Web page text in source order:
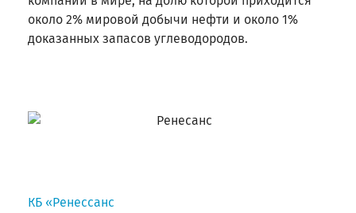
около 2% мировой добычи нефти и около 1%
доказанных запасов углеводородов.
КБ «Ренессанс